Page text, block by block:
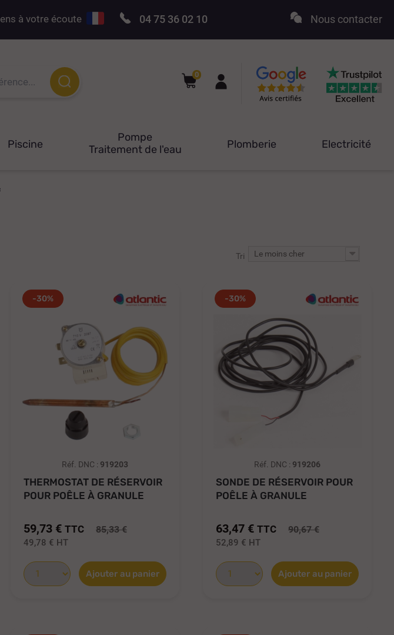
à votre écoute 04 75 36 02 10 Nous contacter
0
Piscine
Pompe
Traitement de l'eau
Plomberie Electricité
Tri Le moins cher
-30%
Réf. DNC : 919203
THERMOSTAT DE RÉSERVOIR
POUR POÊLE À GRANULE
59,73 € TTC 85,33 €
49,78 € HT
Ajouter au panier
-30%
Réf. DNC : 919206
SONDE DE RÉSERVOIR POUR
POÊLE À GRANULE
63,47 € TTC 90,67 €
52,89 € HT
Ajouter au panier